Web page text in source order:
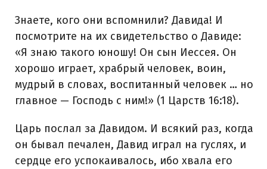
Знаете, кого они вспомнили? Давида! И
посмотрите на их свидетельство о Давиде:
«Я знаю такого юношу! Он сын Иессея. Он
хорошо играет, храбрый человек, воин,
мудрый в словах, воспитанный человек … но
главное — Господь с ним!» (1 Царств 16:18).
Царь послал за Давидом. И всякий раз, когда
он бывал печален, Давид играл на гуслях, и
сердце его успокаивалось, ибо хвала его